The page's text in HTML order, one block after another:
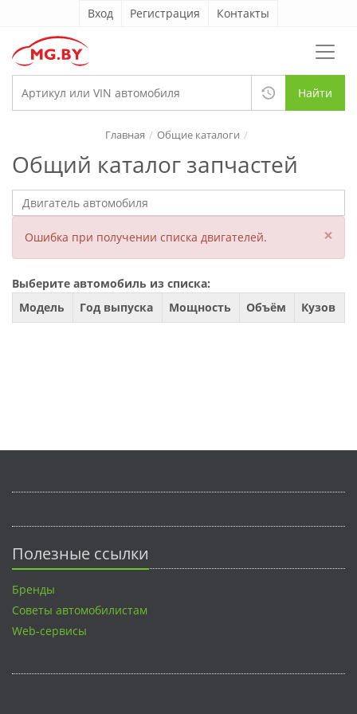
Вход Регистрация Контакты
Найти
Общий каталог запчастей
Главная Общие каталоги
Ошибка при получении списка двигателей. ×
Выберите автомобиль из списка:
Модель
Год выпуска Мощность Объём Кузов
Полезные ссылки
Бренды
Советы автомобилистам
Web-сервисы